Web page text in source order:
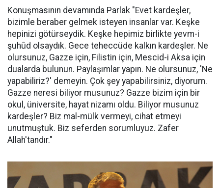
Konuşmasının devamında Parlak "Evet kardeşler,
bizimle beraber gelmek isteyen insanlar var. Keşke
hepinizi götürseydik. Keşke hepimiz birlikte yevm-i
şuhûd olsaydık. Gece teheccüde kalkın kardeşler. Ne
olursunuz, Gazze için, Filistin için, Mescid-i Aksa için
dualarda bulunun. Paylaşımlar yapın. Ne olursunuz, 'Ne
yapabiliriz?' demeyin. Çok şey yapabilirsiniz, diyorum.
Gazze neresi biliyor musunuz? Gazze bizim için bir
okul, üniversite, hayat nizamı oldu. Biliyor musunuz
kardeşler? Biz mal-mülk vermeyi, cihat etmeyi
unutmuştuk. Biz seferden sorumluyuz. Zafer
Allah'tandır."